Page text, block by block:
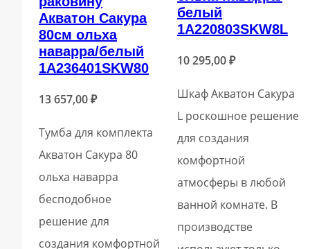
Акватон Сакура
80см ольха
наварра/белый
1A236401SKW80
13 657,00₽
Тумба для комплекта
Акватон Сакура 80
ольха наварра
бесподобное
решение для
создания комфортной
белый
1A220803SKW8L
10 295,00₽
Шкаф Акватон Сакура
L роскошное решение
для создания
комфортной
атмосферы в любой
ванной комнате. В
производстве